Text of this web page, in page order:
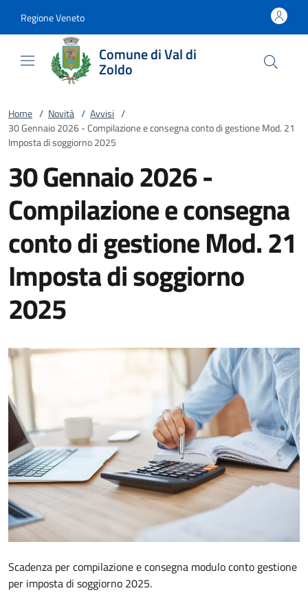
Regione Veneto
Comune di Val di
Zoldo
Home / Novità / Avvisi /
30 Gennaio 2026 - Compilazione e consegna conto di gestione Mod. 21
Imposta di soggiorno 2025
30 Gennaio 2026 -
Compilazione e consegna
conto di gestione Mod. 21
Imposta di soggiorno
2025
Scadenza per compilazione e consegna modulo conto gestione
per imposta di soggiorno 2025.